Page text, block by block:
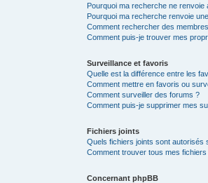
Pourquoi ma recherche ne renvoie
Pourquoi ma recherche renvoie
Comment rechercher des
Comment puis-je trouver mes
Surveillance et favoris
Quelle est la différence entre les
Comment mettre en favoris ou
Comment surveiller des forums ?
Comment puis-je supprimer mes
Fichiers joints
Quels fichiers joints sont autorisés
Comment trouver tous mes fichiers
Concernant phpBB